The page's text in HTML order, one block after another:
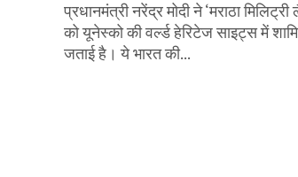
प्रधानमंत्री नरेंद्र मोदी ने ‘मराठा
को यूनेस्को की वर्ल्ड हेरिटेज साइट्स में
जताई है। ये भारत की...